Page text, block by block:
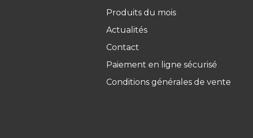
Produits du mois
Actualités
Contact
Paiement en ligne sécurisé
Conditions générales de vente